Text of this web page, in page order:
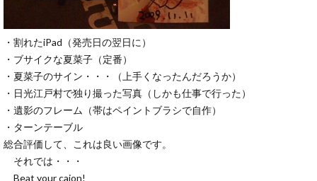
・割れたiPad（発売日の翌日に）
・ブサイクな夏菜子（定番）
・夏菜子のサイン・・・（上手くなったんだろうか）
・日光江戸村で独り撮った写真（しかも仕事で行った）
・遺影のフレーム（帯はペイントブラシで自作）
・ターンテーブル
総合評価して、これは良い画像です。
それでは・・・
Beat your cajon!